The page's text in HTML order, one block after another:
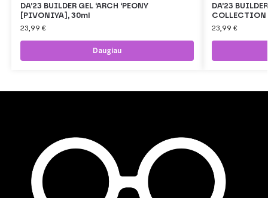
DA’23 BUILDER GEL ‘ARCH ‘PEONY
[PIVONIYA], 30ml
23,99 €
Daugiau
DA’23
23,99 €